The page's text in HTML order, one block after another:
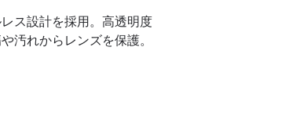
ス設計を採用。高透明度
汚れからレンズを保護。